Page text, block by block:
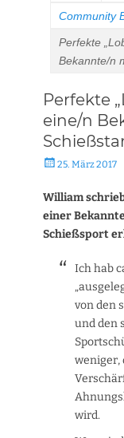
Community
Perfekte
Bekannte/n
Perfekte
eine/n
Veröffentlicht
25. März 2017
William
einer
Schießsport
Ich hab
von den
und den
weniger,
wird.